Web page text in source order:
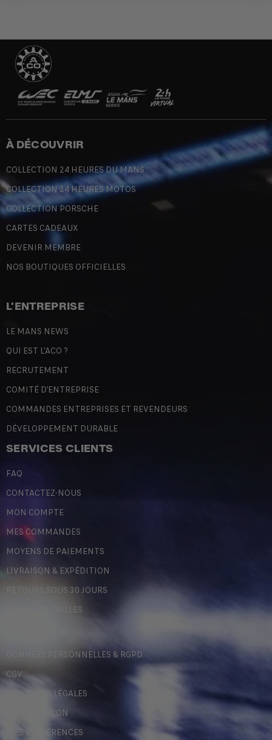
À DÉCOUVRIR
COLLECTION 24 HEURES DU MANS
COLLECTION 24 HEURES MOTOS
COLLECTION PORSCHE
CARTES CADEAUX
DEVENIR MEMBRE
NOS BOUTIQUES OFFICIELLES
L'ENTREPRISE
LE MANS NEWS
QUI EST L'ACO ?
RECRUTEMENT
COMITÉ D'ENTREPRISE
COMMANDES ENTREPRISES ET REVENDEURS
DÉVELOPPEMENT DURABLE
SERVICES CLIENTS
FAQ
CONTACTEZ-NOUS
MON COMPTE
MES COMMANDES
MOYENS DE PAIEMENTS
LIVRAISON & EXPÉDITION
RETOURS SOUS 30 JOURS
GUIDE DES TAILLES
DONNÉES PERSONNELLES & RGPD
CGV
MENTIONS LÉGALES
CONTREFAÇON
MES PRÉFÉRENCES